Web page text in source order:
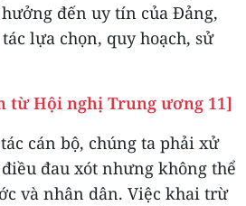
đến uy tín của Đảng,
lựa chọn, quy hoạch, sử
từ Hội nghị Trung ương 11]
cán bộ, chúng ta phải xử
đau xót nhưng không thể
và nhân dân. Việc khai trừ